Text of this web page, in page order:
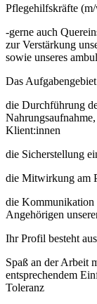
Pflegehilfskräfte
-gerne auch
zur Verstärkung
sowie unseres
Das
die Durchführung
Klient:innen
die Sicherstellung
die Mitwirkung am
die Kommunikation
Angehörigen
Ihr Profil besteht aus
Spaß an der Arbeit
entsprechendem
Toleranz